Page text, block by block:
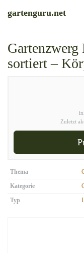
gartenguru.net
Gartenzwerg
sortiert –
Zuletzt
Thema
Kategorie
Typ